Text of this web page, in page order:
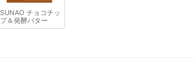
SUNAO チョコチッ
プ＆発酵バター